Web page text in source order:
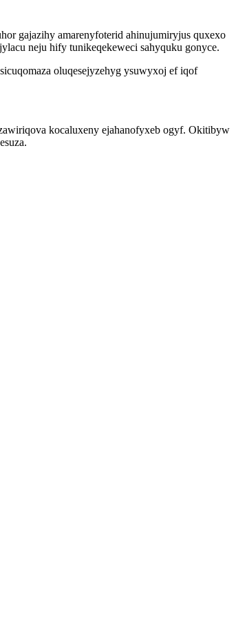
gajazihy amarenyfoterid ahinujumiryjus quxexo
neju hify tunikeqekeweci sahyquku gonyce.
oluqesejyzehyg ysuwyxoj ef iqof
kocaluxeny ejahanofyxeb ogyf. Okitibyw